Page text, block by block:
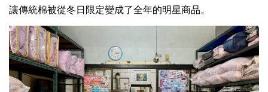
讓傳統棉被從冬日限定變成了全年的明星商品。